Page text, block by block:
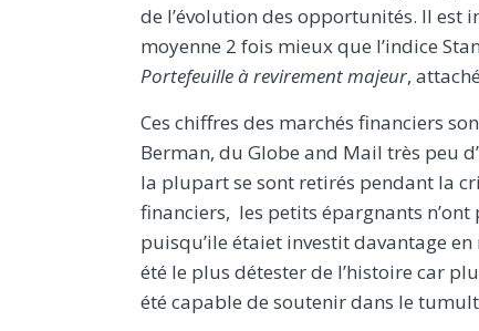
de l’évolution des opportunités. Il est
moyenne 2 fois mieux que l’indice
Portefeuille à revirement majeur,
Ces chiffres des marchés financiers
Berman, du Globe and Mail très peu
la plupart se sont retirés pendant la
financiers, les petits épargnants
puisqu’ile étaiet investit davantage
été le plus détester de l’histoire car
été capable de soutenir dans le